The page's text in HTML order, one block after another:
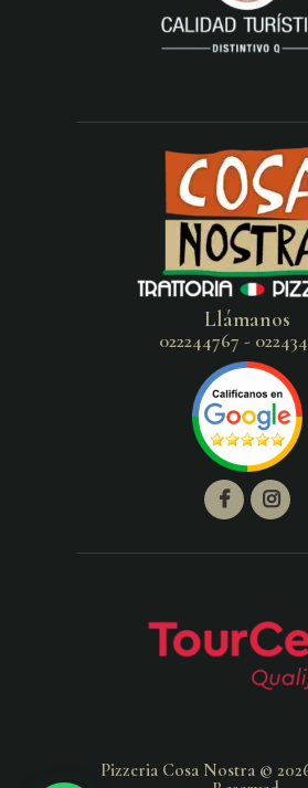
Llámanos
022244767 -
Pizzeria Cosa Nostra ©